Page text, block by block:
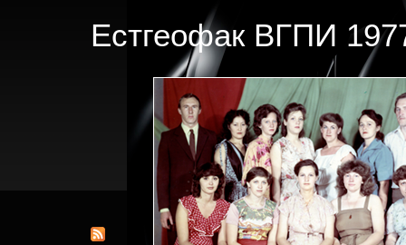
Естгеофак ВГПИ